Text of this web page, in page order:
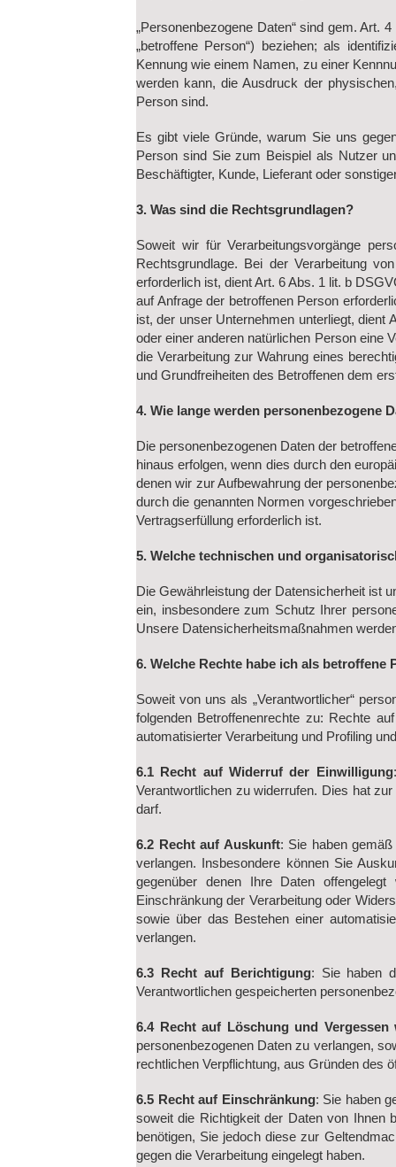
„Personenbezogene Daten“ sind gem. Art.
„betroffene Person“) beziehen; als
Kennung wie einem Namen, zu einer
werden kann, die Ausdruck der
Person sind.
Es gibt viele Gründe, warum Sie uns
Person sind Sie zum Beispiel als Nutzer
Beschäftigter, Kunde, Lieferant oder
3. Was sind die Rechtsgrundlagen?
Soweit wir für Verarbeitungsvorgänge
Rechtsgrundlage. Bei der Verarbeitung
erforderlich ist, dient Art. 6 Abs. 1 lit. b
auf Anfrage der betroffenen Person
ist, der unser Unternehmen unterliegt,
oder einer anderen natürlichen Person eine
die Verarbeitung zur Wahrung eines
und Grundfreiheiten des Betroffenen dem
4. Wie lange werden personenbezogene
Die personenbezogenen Daten der
hinaus erfolgen, wenn dies durch den
denen wir zur Aufbewahrung der
durch die genannten Normen
Vertragserfüllung erforderlich ist.
5. Welche technischen und
Die Gewährleistung der Datensicherheit ist
ein, insbesondere zum Schutz Ihrer
Unsere Datensicherheitsmaßnahmen
6. Welche Rechte habe ich als betroffene
Soweit von uns als „Verantwortlicher“
folgenden Betroffenenrechte zu: Rechte
automatisierter Verarbeitung und Profiling
6.1 Recht auf Widerruf der Einwilligung
Verantwortlichen zu widerrufen. Dies hat
darf.
6.2 Recht auf Auskunft: Sie haben
verlangen. Insbesondere können Sie
gegenüber denen Ihre Daten
Einschränkung der Verarbeitung oder
sowie über das Bestehen einer
verlangen.
6.3 Recht auf Berichtigung: Sie haben
Verantwortlichen gespeicherten
6.4 Recht auf Löschung und Vergessen
personenbezogenen Daten zu verlangen,
rechtlichen Verpflichtung, aus Gründen des
6.5 Recht auf Einschränkung: Sie haben
soweit die Richtigkeit der Daten von Ihnen
benötigen, Sie jedoch diese zur
gegen die Verarbeitung eingelegt haben.